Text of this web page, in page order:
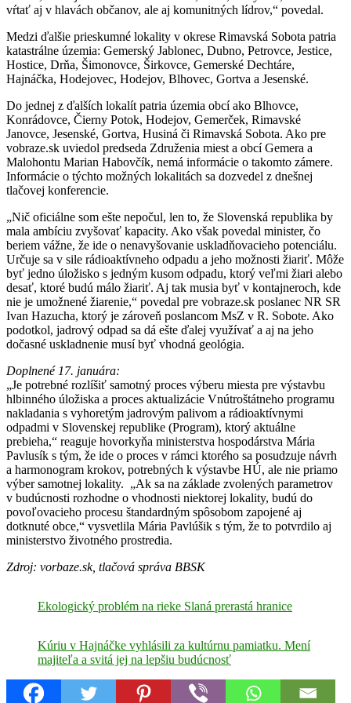
vŕtať aj v hlavách občanov, ale aj komunitných lídrov,“ povedal.
Medzi ďalšie prieskumné lokality v okrese Rimavská Sobota patria
katastrálne územia: Gemerský Jablonec, Dubno, Petrovce, Jestice,
Hostice, Drňa, Šimonovce, Širkovce, Gemerské Dechtáre,
Hajnáčka, Hodejovec, Hodejov, Blhovec, Gortva a Jesenské.
Do jednej z ďalších lokalít patria územia obcí ako Blhovce,
Konrádovce, Čierny Potok, Hodejov, Gemerček, Rimavské
Janovce, Jesenské, Gortva, Husiná či Rimavská Sobota. Ako pre
vobraze.sk uviedol predseda Združenia miest a obcí Gemera a
Malohontu Marian Habovčík, nemá informácie o takomto zámere.
Informácie o týchto možných lokalitách sa dozvedel z dnešnej
tlačovej konferencie.
„Nič oficiálne som ešte nepočul, len to, že Slovenská republika by
mala ambíciu zvyšovať kapacity. Ako však povedal minister, čo
beriem vážne, že ide o nenavyšovanie uskladňovacieho potenciálu.
Určuje sa v sile rádioaktívneho odpadu a jeho možnosti žiariť. Môže
byť jedno úložisko s jedným kusom odpadu, ktorý veľmi žiari alebo
desať, ktoré budú málo žiariť. Aj tak musia byť v kontajneroch, kde
nie je umožnené žiarenie,“ povedal pre vobraze.sk poslanec NR SR
Ivan Hazucha, ktorý je zároveň poslancom MsZ v R. Sobote. Ako
podotkol, jadrový odpad sa dá ešte ďalej využívať a aj na jeho
dočasné uskladnenie musí byť vhodná geológia.
Doplnené 17. januára:
„Je potrebné rozlíšiť samotný proces výberu miesta pre výstavbu
hlbinného úložiska a proces aktualizácie Vnútroštátneho programu
nakladania s vyhoretým jadrovým palivom a rádioaktívnymi
odpadmi v Slovenskej republike (Program), ktorý aktuálne
prebieha,“ reaguje hovorkyňa ministerstva hospodárstva Mária
Pavlusík s tým, že ide o proces v rámci ktorého sa posudzuje návrh
a harmonogram krokov, potrebných k výstavbe HÚ, ale nie priamo
výber samotnej lokality. „Ak sa na základe zvolených parametrov
v budúcnosti rozhodne o vhodnosti niektorej lokality, budú do
povoľovacieho procesu štandardným spôsobom zapojené aj
dotknuté obce,“ vysvetlila Mária Pavlúšik s tým, že to potvrdilo aj
ministerstvo životného prostredia.
Zdroj: vorbaze.sk, tlačová správa BBSK
Ekologický problém na rieke Slaná prerastá hranice
Kúriu v Hajnáčke vyhlásili za kultúrnu pamiatku. Mení
majiteľa a svitá jej na lepšiu budúcnosť